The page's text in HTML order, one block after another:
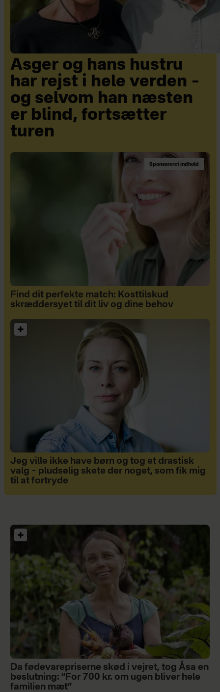
Asger og hans hustru
har rejst i hele verden –
og selvom han næsten
er blind, fortsætter
turen
Sponsoreret indhold
Find dit perfekte match: Kosttilskud
skræddersyet til dit liv og dine behov
Jeg ville ikke have børn og tog et drastisk
valg – pludselig skete der noget, som fik mig
til at fortryde
Da fødevarepriserne skød i vejret, tog Åsa en
beslutning: ”For 700 kr. om ugen bliver hele
familien mæt”